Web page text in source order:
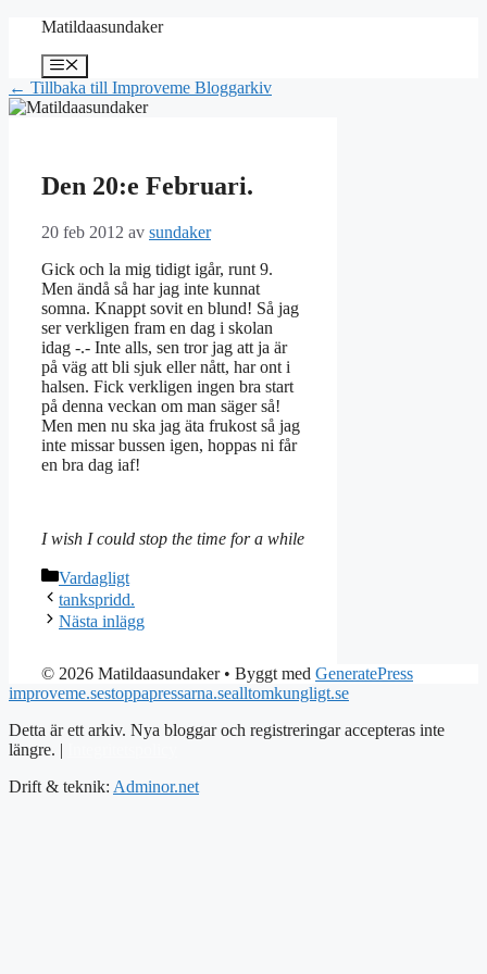
Hoppa
innehåll
Matildaasundaker
Meny
← Tillbaka till Improveme Bloggarkiv
Den 20:e Februari.
20 feb 2012 av sundaker
Gick och la mig tidigt igår, runt 9.
Men ändå så har jag inte kunnat
somna. Knappt sovit en blund! Så jag
ser verkligen fram en dag i skolan
idag -.- Inte alls, sen tror jag att ja är
på väg att bli sjuk eller nått, har ont i
halsen. Fick verkligen ingen bra start
på denna veckan om man säger så!
Men men nu ska jag äta frukost så jag
inte missar bussen igen, hoppas ni får
en bra dag iaf!
I wish I could stop the time for a while
Kategorier
Vardagligt
tankspridd.
Nästa inlägg
© 2026 Matildaasundaker• Byggt med GeneratePress
improveme.sestoppapressarna.sealltomkungligt.se
Detta är ett arkiv. Nya bloggar och registreringar accepteras inte
längre. |
Drift & teknik: Adminor.net